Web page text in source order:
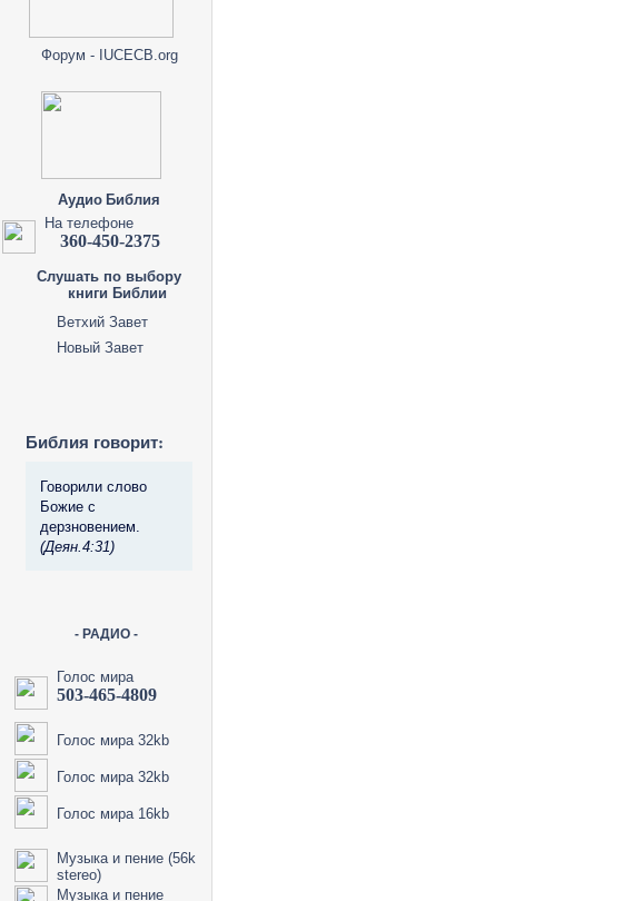
Форум - IUCECB.org
Аудио Библия
На телефоне
360-450-2375
Слушать по выбору
книги Библии
Ветхий Завет
Новый Завет
Библия говорит:
Говорили слово
Божие с
дерзновением.
(Деян.4:31)
- РАДИО -
Голос мира
503-465-4809
Голос мира 32kb
Голос мира 32kb
Голос мира 16kb
Музыка и пение (56k
stereo)
Музыка и пение